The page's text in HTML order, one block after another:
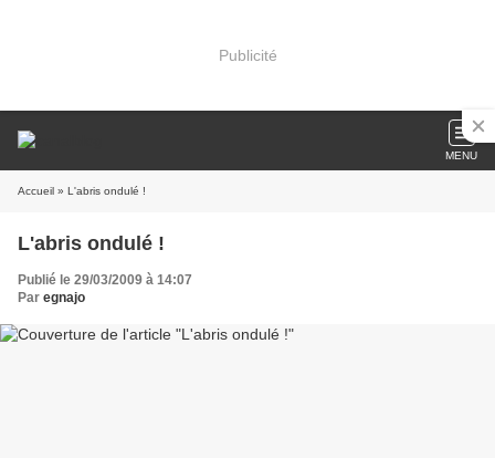
Publicité
MENU
Accueil » L'abris ondulé !
L'abris ondulé !
Publié le 29/03/2009 à 14:07
Par egnajo